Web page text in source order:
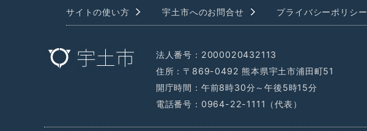
サイトの使い方 宇土市へのお問合せ プライバシーポリシー
法人番号：2000020432113
住所：〒869-0492 熊本県宇土市浦田町51
開庁時間：午前8時30分～午後5時15分
電話番号：0964-22-1111（代表）